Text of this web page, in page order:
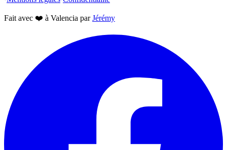
Fait avec ❤️ à Valencia par Jérémy